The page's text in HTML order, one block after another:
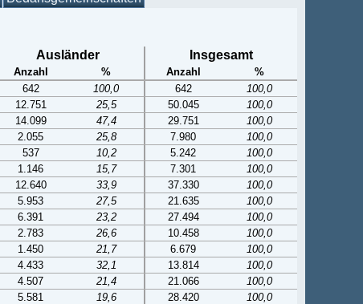
Ausländer Insgesamt
Anzahl % Anzahl
%
642 100,0 642
100,0
12.751 25,5 50.045
100,0
14.099 47,4 29.751
100,0
2.055 25,8 7.980
100,0
537 10,2 5.242
100,0
1.146 15,7 7.301
100,0
12.640 33,9 37.330
100,0
5.953 27,5 21.635
100,0
6.391 23,2 27.494
100,0
2.783 26,6 10.458
100,0
1.450 21,7 6.679
100,0
4.433 32,1 13.814
100,0
4.507 21,4 21.066
100,0
5.581 19,6 28.420 100,0